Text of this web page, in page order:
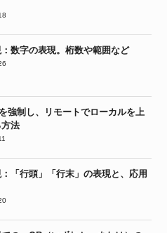
数字の表現。桁数や範囲など
強制し、リモートでローカルを上
法
「行頭」「行末」の表現と、応用